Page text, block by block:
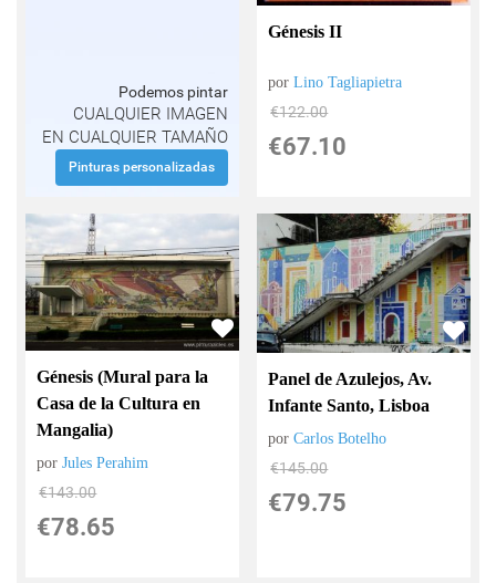
Podemos pintar
CUALQUIER IMAGEN
EN CUALQUIER TAMAÑO
Pinturas personalizadas
Génesis II
porLino Tagliapietra
€122.00
€67.10
Génesis (Mural para la
Casa de la Cultura en
Mangalia)
porJules Perahim
€143.00
€78.65
Panel de Azulejos, Av.
Infante Santo, Lisboa
porCarlos Botelho
€145.00
€79.75